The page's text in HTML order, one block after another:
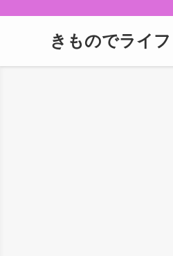
きものでライフ